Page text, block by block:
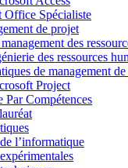
Office Spécialiste
de projet
des
des ressources
de management
Project
Par Compétences
l’informatique